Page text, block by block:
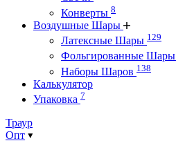
Конверты 8
Воздушные Шары
Латексные Шары 129
Фольгированные Шары
Наборы Шаров 138
Калькулятор
Упаковка 7
Траур
Опт